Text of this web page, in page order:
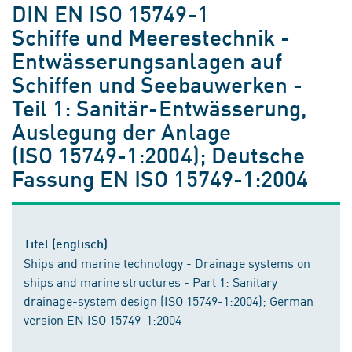
DIN EN ISO 15749-1
Schiffe und Meerestechnik -
Entwässerungsanlagen auf
Schiffen und Seebauwerken -
Teil 1: Sanitär-Entwässerung,
Auslegung der Anlage
(ISO 15749-1:2004); Deutsche
Fassung EN ISO 15749-1:2004
Titel (englisch)
Ships and marine technology - Drainage systems on
ships and marine structures - Part 1: Sanitary
drainage-system design (ISO 15749-1:2004); German
version EN ISO 15749-1:2004